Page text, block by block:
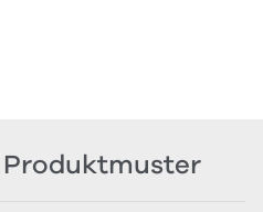
Produktmuster